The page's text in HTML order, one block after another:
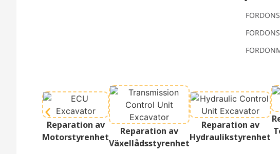
Reparation av
Motorstyrenhet
Reparation av
Växellådsstyrenhet
Reparation av
Hydraulikstyrenhet